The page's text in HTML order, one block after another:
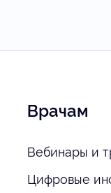
Врачам
Вебинары и
Цифровые